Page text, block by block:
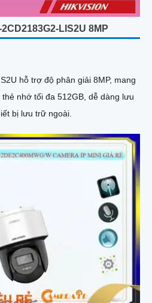
LIS2U 8MP
hỗ trợ độ phân giải 8MP, mang
bị lưu trữ ngoài.